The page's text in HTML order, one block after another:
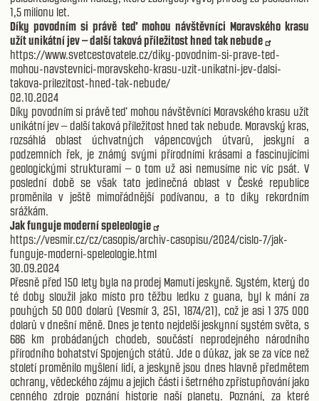
1,5 milionu let.
Díky povodním si právě teď mohou návštěvníci Moravského krasu
užít unikátní jev – další taková příležitost hned tak nebude
https://www.svetcestovatele.cz/diky-povodnim-si-prave-ted-
mohou-navstevnici-moravskeho-krasu-uzit-unikatni-jev-dalsi-
takova-prilezitost-hned-tak-nebude/
02.10.2024
Díky povodním si právě teď mohou návštěvníci Moravského krasu užít
unikátní jev – další taková příležitost hned tak nebude. Moravský kras,
rozsáhlá oblast úchvatných vápencových útvarů, jeskyní a
podzemních řek, je známý svými přírodními krásami a fascinujícími
geologickými strukturami – o tom už asi nemusíme nic víc psát. V
poslední době se však tato jedinečná oblast v České republice
proměnila v ještě mimořádnější podívanou, a to díky rekordním
srážkám.
Jak funguje moderní speleologie
https://vesmir.cz/cz/casopis/archiv-casopisu/2024/cislo-7/jak-
funguje-moderni-speleologie.html
30.09.2024
Přesně před 150 lety byla na prodej Mamutí jeskyně. Systém, který do
té doby sloužil jako místo pro těžbu ledku z guana, byl k mání za
pouhých 50 000 dolarů (Vesmír 3, 251, 1874/21), což je asi 1 375 000
dolarů v dnešní měně. Dnes je tento nejdelší jeskynní systém světa, s
686 km probádaných chodeb, součástí neprodejného národního
přírodního bohatství Spojených států. Jde o důkaz, jak se za více než
století proměnilo myšlení lidí, a jeskyně jsou dnes hlavně předmětem
ochrany, vědeckého zájmu a jejich části i šetrného zpřístupňování jako
cenného zdroje poznání historie naší planety. Poznání, za které